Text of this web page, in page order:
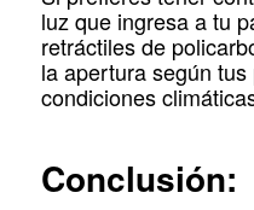
luz que ingresa a tu
retráctiles de
la apertura según
condiciones
Conclusión: